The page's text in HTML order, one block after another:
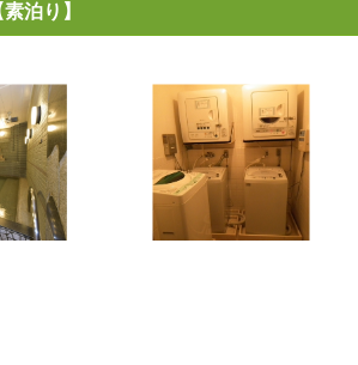
泊り】